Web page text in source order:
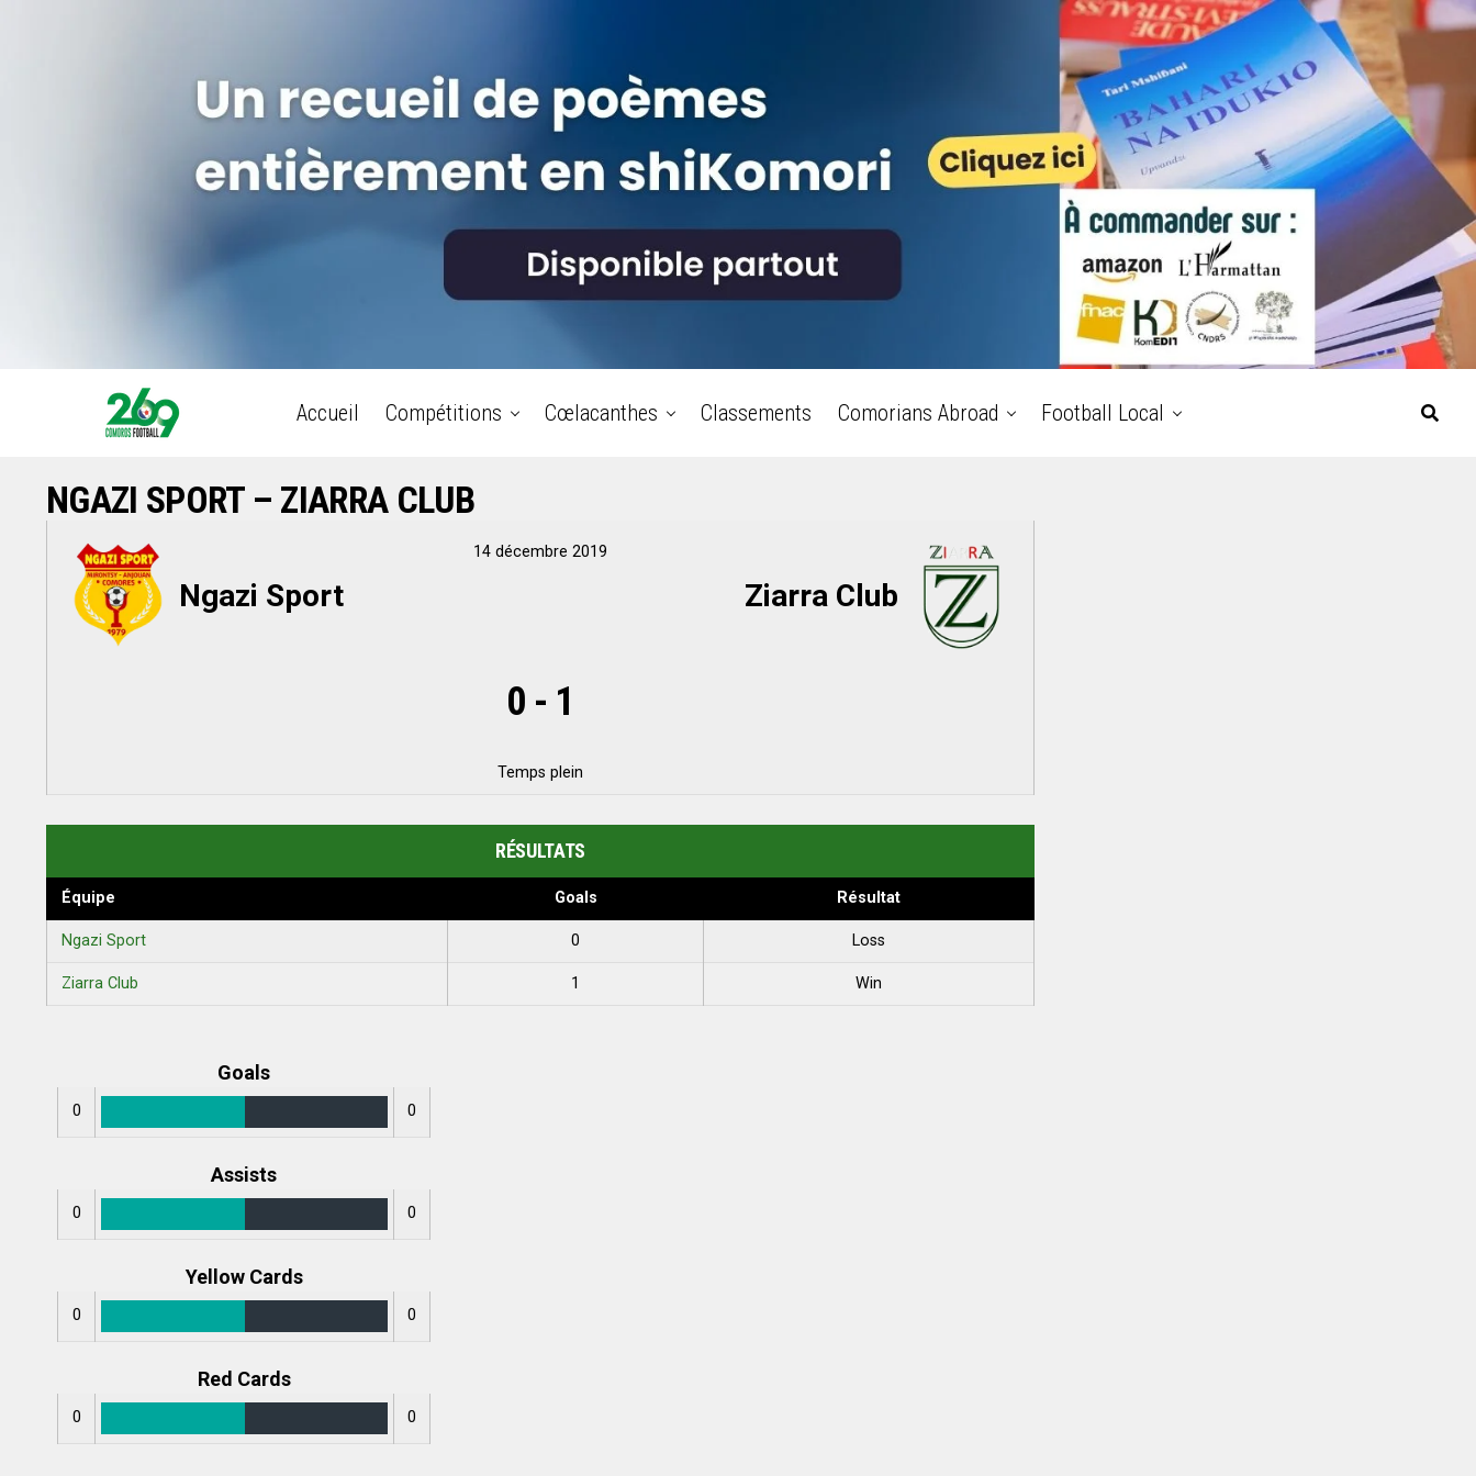
Accueil Compétitions Cœlacanthes Classements Comorians Abroad Football Local
NGAZI SPORT – ZIARRA CLUB
Ngazi Sport Ziarra Club
14 décembre 2019
0 - 1
Temps plein
RÉSULTATS
Équipe Goals Résultat
Ngazi Sport 0 Loss
Ziarra Club 1 Win
Goals
0 0
Assists
0 0
Yellow Cards
0 0
Red Cards
0 0